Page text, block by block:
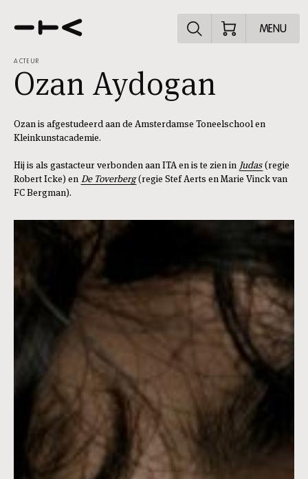
Ontdek het
MENU
ACTEUR
Ozan Aydogan
Ozan is afgestudeerd aan de Amsterdamse Toneelschool en
Kleinkunstacademie.
Hij is als gastacteur verbonden aan ITA en is te zien in Judas (regie
Robert Icke) en De Toverberg (regie Stef Aerts en Marie Vinck van
FC Bergman).